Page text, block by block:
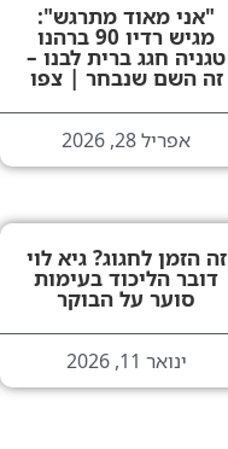
"אני מאוד מתרגש":
מגיש רדיו 90 ברהנו
טגניה חגג ברית לבנו –
זה השם שנבחר | צפו
אפריל 28, 2026
זה הזמן לחגוג? גיא לוי
דובר הליכוד בעימות
סוער על הבוקר
ינואר 11, 2026